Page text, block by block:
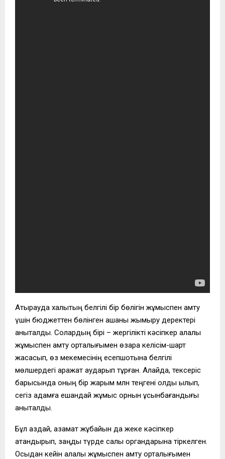
Атырауда халықтың белгілі бір бөлігін жұмыспен қамту
үшін бюджеттен бөлінген ақшаны жымқыру деректері
анықталды. Солардың бірі – жергілікті кәсіпкер қалалық
жұмыспен қамту орталығымен өзара келісім-шарт
жасасып, өз мекемесінің есепшотына белгілі
мөлшердегі қаражат аударып тұрған. Алайда, тексеріс
барысында оның бір жарым млн теңгені қолды қылып,
сегіз адамға ешқандай жұмыс орнын ұсынбағандығы
анықталды.
Бұл аздай, азамат жұбайын да жеке кәсіпкер
атандырып, заңды түрде салық органдарына тіркелген.
Осыдан кейін қалалық жұмыспен қамту орталығымен